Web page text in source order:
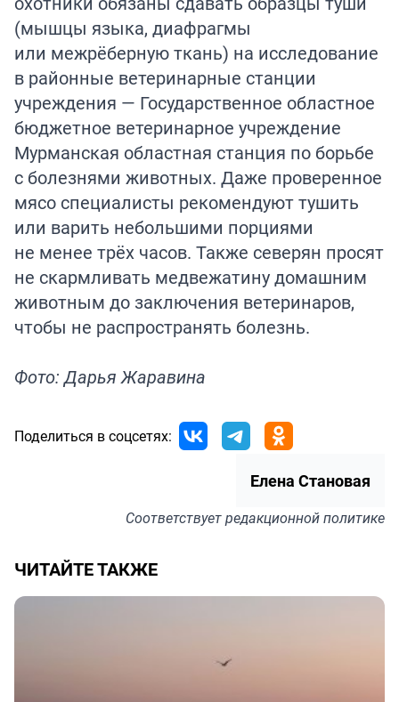
(мышцы языка, диафрагмы
или межрёберную ткань) на исследование
в районные ветеринарные станции
учреждения — Государственное областное
бюджетное ветеринарное учреждение
Мурманская областная станция по борьбе
с болезнями животных. Даже проверенное
мясо специалисты рекомендуют тушить
или варить небольшими порциями
не менее трёх часов. Также северян просят
не скармливать медвежатину домашним
животным до заключения ветеринаров,
чтобы не распространять болезнь.
Фото: Дарья Жаравина
Поделиться в соцсетях:
Елена Становая
Соответствуетредакционной политике
ЧИТАЙТЕ ТАКЖЕ